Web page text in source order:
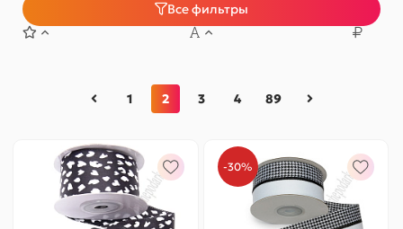
Все фильтры
1 2 3 4 89
-30%